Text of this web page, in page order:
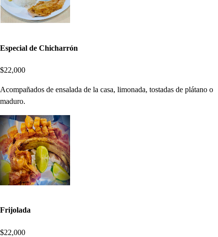
Especial de Chicharrón
$22,000
Acompañados de ensalada de la casa, limonada, tostadas de plátano o
maduro.
Frijolada
$22,000